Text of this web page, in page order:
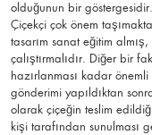
olduğunun bir
Çiçekçi çok önem
tasarım sanat eğitim
çalıştırmalıdır. Diğer bir
hazırlanması kadar
gönderimi yapıldıktan
olarak çiçeğin teslim
kişi tarafından sunulması